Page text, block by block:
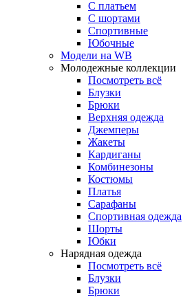
С платьем
С шортами
Спортивные
Юбочные
Модели на WB
Молодежные коллекции
Посмотреть всё
Блузки
Брюки
Верхняя одежда
Джемперы
Жакеты
Кардиганы
Комбинезоны
Костюмы
Платья
Сарафаны
Спортивная одежда
Шорты
Юбки
Нарядная одежда
Посмотреть всё
Блузки
Брюки